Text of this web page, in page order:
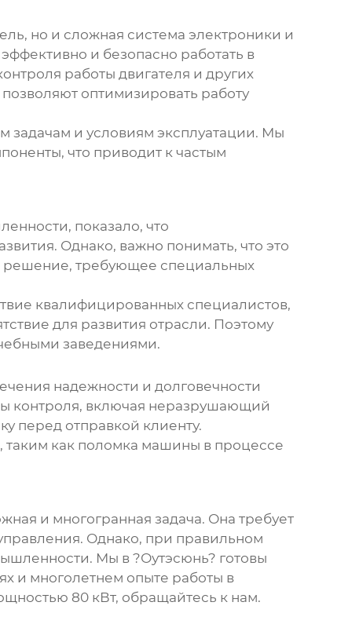
но и сложная система электроники и
и безопасно работать в
работы двигателя и других
оптимизировать работу
задачам и условиям эксплуатации. Мы
что приводит к частым
показало, что
Однако, важно понимать, что это
решение, требующее специальных
квалифицированных специалистов,
для развития отрасли. Поэтому
заведениями.
надежности и долговечности
контроля, включая неразрушающий
перед отправкой клиенту.
таким как поломка машины в процессе
и многогранная задача. Она требует
Однако, при правильном
Мы в ?Оутэсюнь? готовы
и многолетнем опыте работы в
80 кВт, обращайтесь к нам.